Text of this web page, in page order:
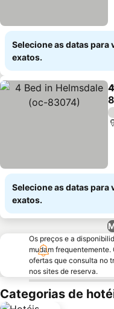
Selecione as datas para
exatos.
Selecione as datas para
exatos.
Os preços e a
mudam
ofertas que consulta no
nos sites de reserva.
Categorias de